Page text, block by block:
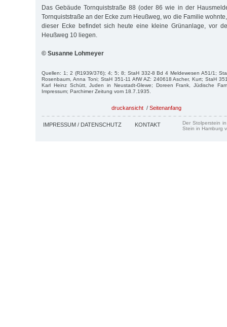
Das Gebäude Tornquiststraße 88 (oder 86 wie in der
Tornquiststraße an der Ecke zum Heußweg, wo die Familie
dieser Ecke befindet sich heute eine kleine Grünanlage, vor
Heußweg 10 liegen.
© Susanne Lohmeyer
Quellen: 1; 2 (R1939/376); 4; 5; 8; StaH 332-8 Bd 4 Meldewesen A51/1;
Rosenbaum, Anna Toni; StaH 351-11 AfW AZ: 240618 Ascher, Kurt; StaH
Karl Heinz Schütt, Juden in Neustadt-Glewe; Doreen Frank, Jüdische
Impressum; Parchimer Zeitung vom 18.7.1935.
druckansicht / Seitenanfang
IMPRESSUM / DATENSCHUTZ KONTAKT
Der Stolperstein
Stein in Hamburg